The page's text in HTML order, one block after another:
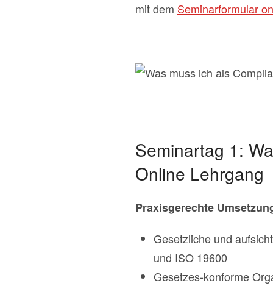
mit dem Seminarformular
Seminartag 1:
Online Lehrgang
Praxisgerechte
Gesetzliche und
und ISO 19600
Gesetzes-konforme